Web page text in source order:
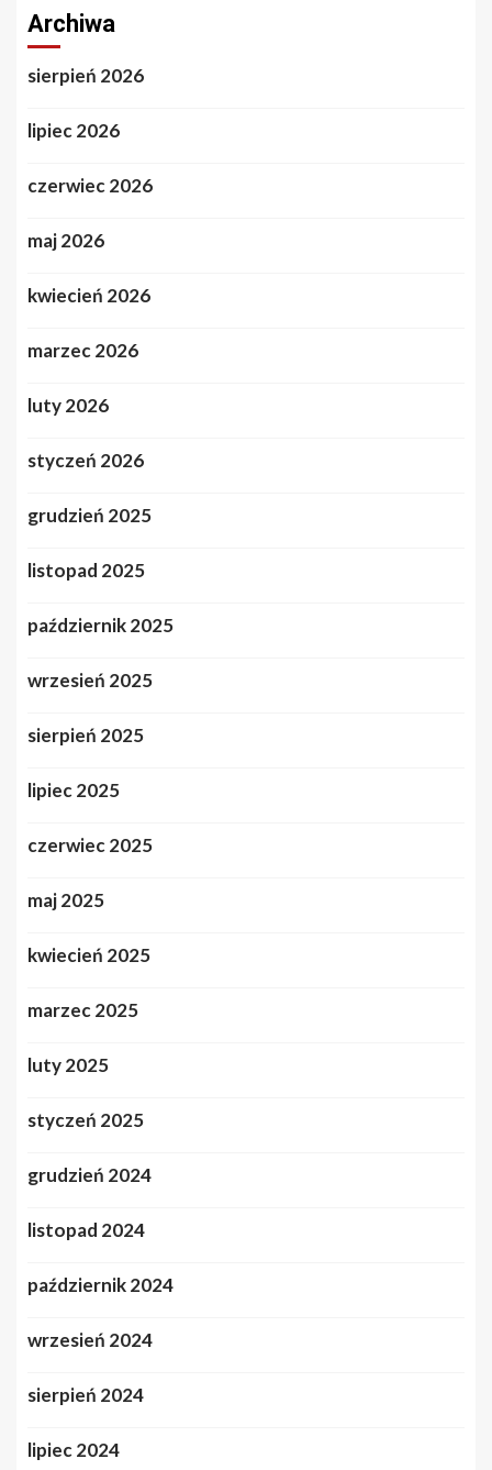
Archiwa
sierpień 2026
lipiec 2026
czerwiec 2026
maj 2026
kwiecień 2026
marzec 2026
luty 2026
styczeń 2026
grudzień 2025
listopad 2025
październik 2025
wrzesień 2025
sierpień 2025
lipiec 2025
czerwiec 2025
maj 2025
kwiecień 2025
marzec 2025
luty 2025
styczeń 2025
grudzień 2024
listopad 2024
październik 2024
wrzesień 2024
sierpień 2024
lipiec 2024